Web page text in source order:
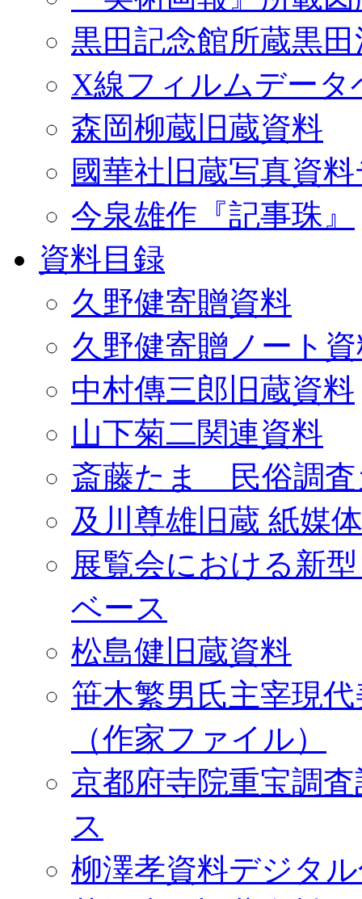
黒田記念館所蔵黒
X線フィルムデータ
森岡柳蔵旧蔵資料
國華社旧蔵写真資
今泉雄作『記事珠』
資料目録
久野健寄贈資料
久野健寄贈ノート
中村傳三郎旧蔵資料
山下菊二関連資料
斎藤たま 民俗調査
及川尊雄旧蔵 紙媒
展覧会における新
ベース
松島健旧蔵資料
笹木繁男氏主宰現
（作家ファイル）
京都府寺院重宝調
ス
柳澤孝資料デジタ